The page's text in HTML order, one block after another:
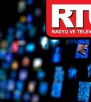
Emlak
Gündem
Gurme
Haber